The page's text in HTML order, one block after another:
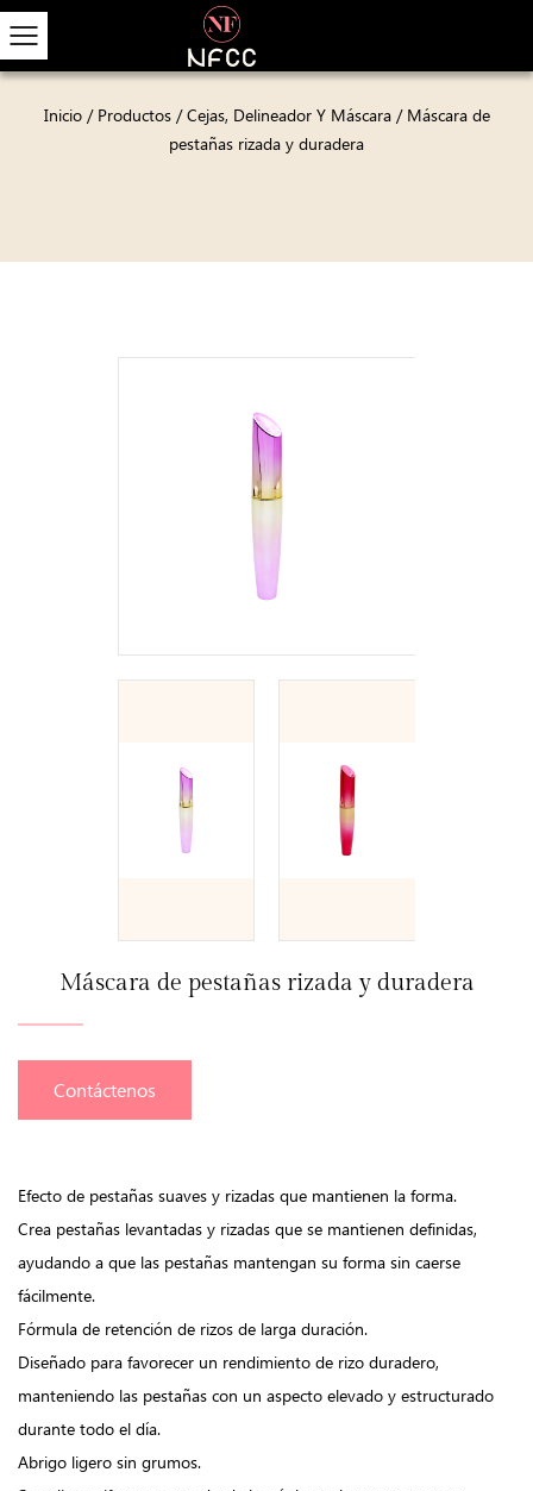
Inicio/ Productos/Cejas, Delineador Y Máscara/ Máscara de
pestañas rizada y duradera
Máscara de pestañas rizada y duradera
Contáctenos
Efecto de pestañas suaves y rizadas que mantienen la forma.
Crea pestañas levantadas y rizadas que se mantienen definidas,
ayudando a que las pestañas mantengan su forma sin caerse
fácilmente.
Fórmula de retención de rizos de larga duración.
Diseñado para favorecer un rendimiento de rizo duradero,
manteniendo las pestañas con un aspecto elevado y estructurado
durante todo el día.
Abrigo ligero sin grumos.